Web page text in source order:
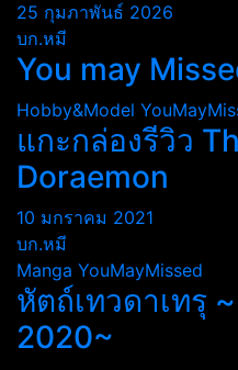
25 กุมภาพันธ์ 2026
บก.หมี
You may
Hobby&Model
แกะกล่องรีวิว
Doraemon
10 มกราคม 2021
บก.หมี
Manga YouMayMissed
หัตถ์เทวดาเทรุ
2020~